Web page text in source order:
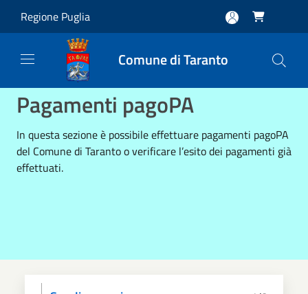
Regione Puglia 
Comune di Taranto
Pagamenti pagoPA
In questa sezione è possibile effettuare pagamenti pagoPA
del Comune di Taranto o verificare l’esito dei pagamenti già
effettuati.